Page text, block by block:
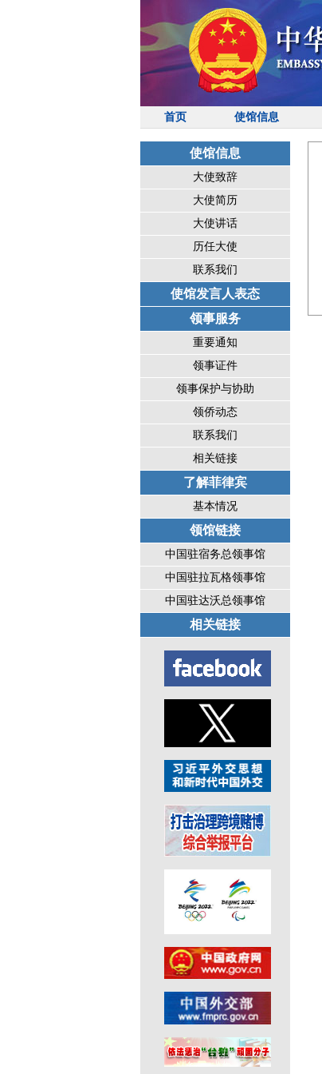
首页 使馆信息
使馆信息
大使致辞
大使简历
大使讲话
历任大使
联系我们
使馆发言人表态
领事服务
重要通知
领事证件
领事保护与协助
领侨动态
联系我们
相关链接
了解菲律宾
基本情况
领馆链接
中国驻宿务总领事馆
中国驻拉瓦格领事馆
中国驻达沃总领事馆
相关链接